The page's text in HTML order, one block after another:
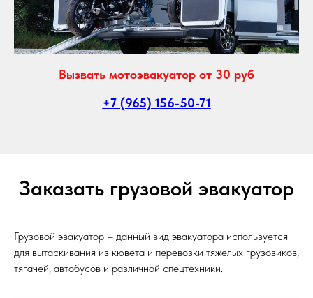
Вызвать мотоэвакуатор от 30 руб
+7 (965) 156-50-71
Заказать грузовой эвакуатор
Грузовой эвакуатор – данный вид эвакуатора используется
для вытаскивания из кювета и перевозки тяжелых грузовиков,
тягачей, автобусов и различной спецтехники.